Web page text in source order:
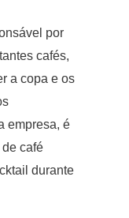
por
cafés,
a copa e os
empresa, é
café
durante